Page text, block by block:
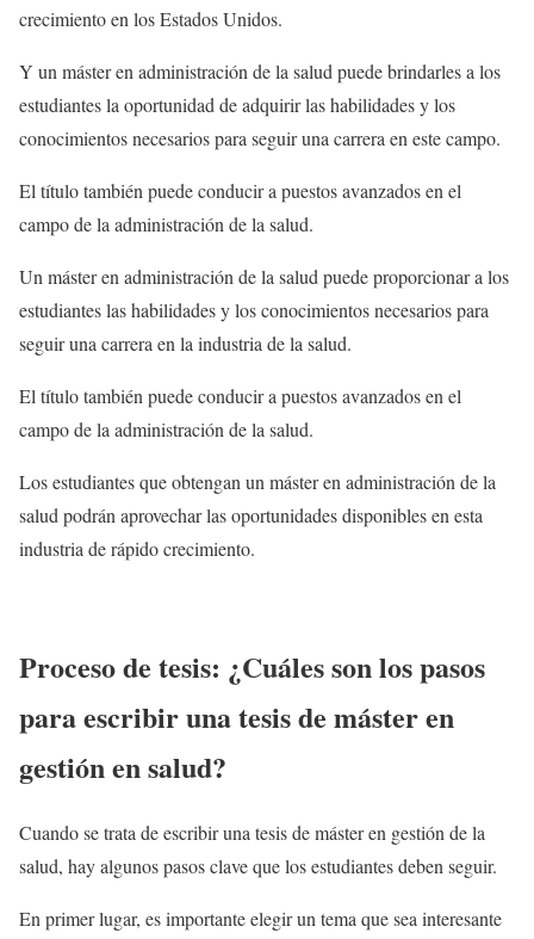
crecimiento en los Estados Unidos.
Y un máster en administración de la salud puede brindarles a los
estudiantes la oportunidad de adquirir las habilidades y los
conocimientos necesarios para seguir una carrera en este campo.
El título también puede conducir a puestos avanzados en el
campo de la administración de la salud.
Un máster en administración de la salud puede proporcionar a los
estudiantes las habilidades y los conocimientos necesarios para
seguir una carrera en la industria de la salud.
El título también puede conducir a puestos avanzados en el
campo de la administración de la salud.
Los estudiantes que obtengan un máster en administración de la
salud podrán aprovechar las oportunidades disponibles en esta
industria de rápido crecimiento.
Proceso de tesis: ¿Cuáles son los pasos
para escribir una tesis de máster en
gestión en salud?
Cuando se trata de escribir una tesis de máster en gestión de la
salud, hay algunos pasos clave que los estudiantes deben seguir.
En primer lugar, es importante elegir un tema que sea interesante